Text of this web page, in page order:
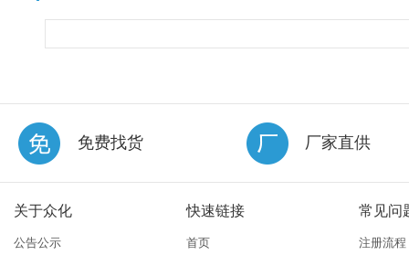
免费找货 厂家直供
关于众化
公告公示
快速链接
首页
常见问
注册流程